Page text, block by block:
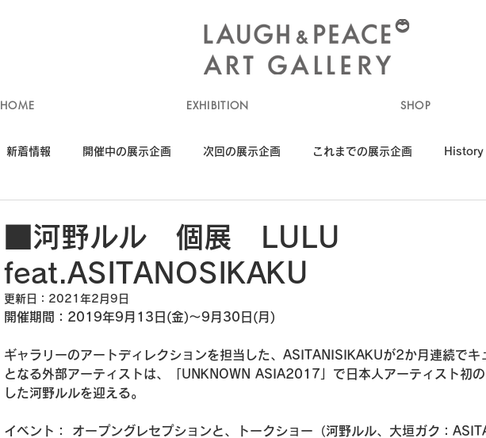
HOME EXHIBITION SHOP
新着情報 開催中の展示企画 次回の展示企画 これまでの展示企画 History
■河野ルル 個展 LULU
feat.ASITANOSIKAKU
更新日： 2021年2月9日
開催期間：2019年9月13日(金)～9月30日(月)
ギャラリーのアートディレクションを担当した、ASITANISIKAKUが2か月連続でキ
となる外部アーティストは、「UNKNOWN ASIA2017」で日本人アーティスト初
した河野ルルを迎える。
イベント： オープングレセプションと、トークショー（河野ルル、大垣ガク：